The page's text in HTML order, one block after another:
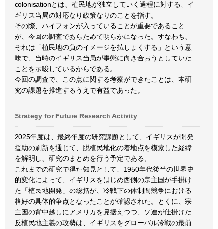
colonisationとは、植民地が独立していく過程に対する、イ
ギリス当局の対応なり政策なりのことを指す。
その際、ハイフォンが入っていることが重要であること
が、今回の調査であらためて明らかになった。すなわち、
それは「植民地の負のイメージを払しょくする」という意
味で、当時のイギリス当局が事態に向き合おうとしていた
ことを示唆しているからである。
今回の調査で、この点に関する考察ができたことは、本研
究の課題を推進するうえで有益であった。
Strategy for Future Research Activity
2025年度は、最終年度の研究課題として、イギリスが開発
援助の刷新を通じて、脱植民地化の着地点を模索した経緯
を解明し、研究のまとめを行う予定である。
これまでの研究で得た知見として、1950年代後半の世界史
的変化によって、イギリスをはじめ西側の宗主国が手掛け
た「植民地開発」の総括が、冷戦下の体制間競争における
格好の具体的争点となったことが確認された。とくに、宗
主国の背中越しにアメリカを見据えつつ、ソ連が仕掛けた
反植民地主義の攻勢は、イギリスをグローバル冷戦の最前